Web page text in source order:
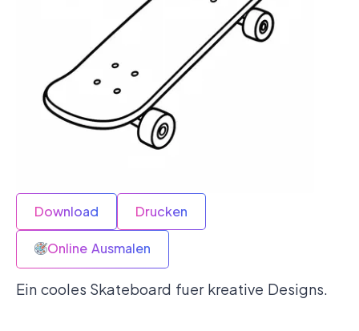
Download Drucken
Online Ausmalen
Ein cooles Skateboard fuer kreative Designs.